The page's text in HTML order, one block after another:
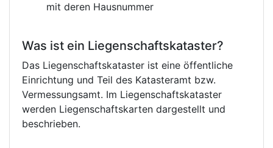
mit deren Hausnummer
Was ist ein Liegenschaftskataster?
Das Liegenschaftskataster ist eine öffentliche
Einrichtung und Teil des Katasteramt bzw.
Vermessungsamt. Im Liegenschaftskataster
werden Liegenschaftskarten dargestellt und
beschrieben.